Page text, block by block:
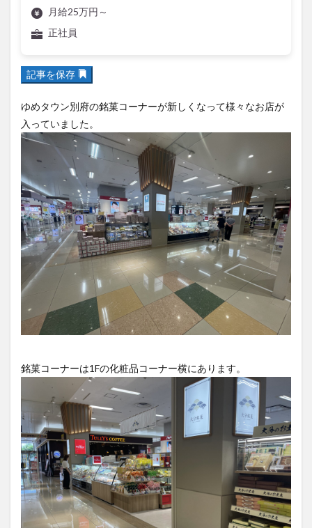
月給25万円～
正社員
記事を保存
ゆめタウン別府の銘菓コーナーが新しくなって様々なお店が
入っていました。
銘菓コーナーは1Fの化粧品コーナー横にあります。
ハンバーグ
パン
フルーツ
ラバーダック
ランチ ラーメン
リンクスクエア
レトロ
レンタサイクル
中央町
中津市 中華料理 九重町
佐伯市
佐伯市ランチ 佐賀関
体験レポ
保護猫
催事 公園 冬 初詣
別府
別府市
別府観光 古国府 古墳
古物
古着
台湾料理 和定食 和菓子
和食
国東市
地獄めぐり 城島高原パーク
壁画
夏祭り
外貨両替機
大分みなと祭り
大分グルメ
大分スイーツ
大分ランチ
大分県
大分県立美術館 大分空港
大分駅
大分駅近く
大神ファーム
大谷翔平選手
姫島村
子ども教室 子ども服
子育て
宇佐市
居酒屋 屋台
平和市民公園能楽堂
庄内町カフェ
府内 投票
新幹線
新店
日出 日出町
昆虫食
明豊
書店 期間限定 本
杵築市
津久見市
海開き 温泉
湯布院